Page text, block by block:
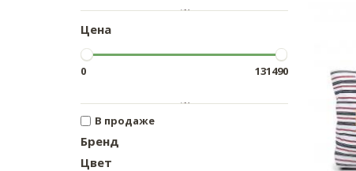
Цена
0 131490
В продаже
Бренд
Цвет